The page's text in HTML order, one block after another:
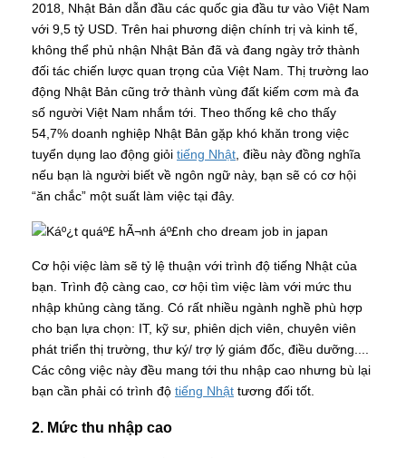
2018, Nhật Bản dẫn đầu các quốc gia đầu tư vào Việt Nam
với 9,5 tỷ USD. Trên hai phương diện chính trị và kinh tế,
không thể phủ nhận Nhật Bản đã và đang ngày trở thành
đối tác chiến lược quan trọng của Việt Nam. Thị trường lao
động Nhật Bản cũng trở thành vùng đất kiếm cơm mà đa
số người Việt Nam nhắm tới. Theo thống kê cho thấy
54,7% doanh nghiệp Nhật Bản gặp khó khăn trong việc
tuyển dụng lao động giỏi tiếng Nhật, điều này đồng nghĩa
nếu bạn là người biết về ngôn ngữ này, bạn sẽ có cơ hội
“ăn chắc” một suất làm việc tại đây.
Cơ hội việc làm sẽ tỷ lệ thuận với trình độ tiếng Nhật của
bạn. Trình độ càng cao, cơ hội tìm việc làm với mức thu
nhập khủng càng tăng. Có rất nhiều ngành nghề phù hợp
cho bạn lựa chọn: IT, kỹ sư, phiên dịch viên, chuyên viên
phát triển thị trường, thư ký/ trợ lý giám đốc, điều dưỡng....
Các công việc này đều mang tới thu nhập cao nhưng bù lại
bạn cần phải có trình độ tiếng Nhật tương đối tốt.
2. Mức thu nhập cao